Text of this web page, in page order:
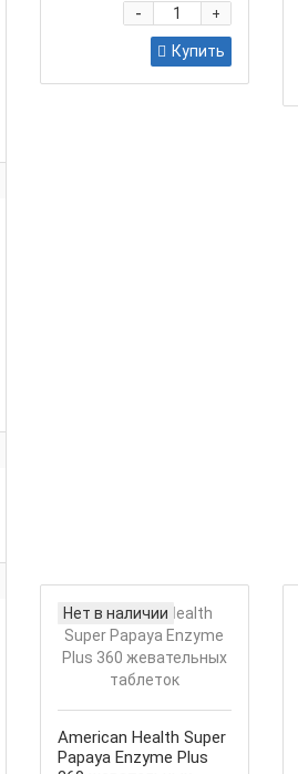
+
-
Купить
Нет в наличии
American Health Super
Papaya Enzyme Plus